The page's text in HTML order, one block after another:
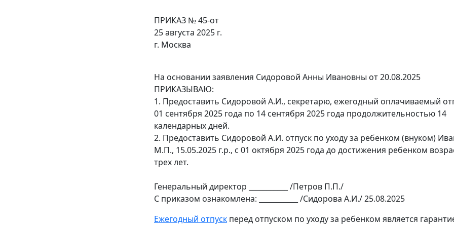
ПРИКАЗ № 45-от
25 августа 2025 г.
г. Москва
На основании заявления Сидоровой Анны Ивановны от 20.08.2025
ПРИКАЗЫВАЮ:
1. Предоставить Сидоровой А.И., секретарю, ежегодный оплачиваемый
01 сентября 2025 года по 14 сентября 2025 года продолжительностью 14
календарных дней.
2. Предоставить Сидоровой А.И. отпуск по уходу за ребенком (внуком)
М.П., 15.05.2025 г.р., с 01 октября 2025 года до достижения ребенком
трех лет.
Генеральный директор ___________ /Петров П.П./
С приказом ознакомлена: ___________ /Сидорова А.И./ 25.08.2025
Ежегодный отпуск перед отпуском по уходу за ребенком является